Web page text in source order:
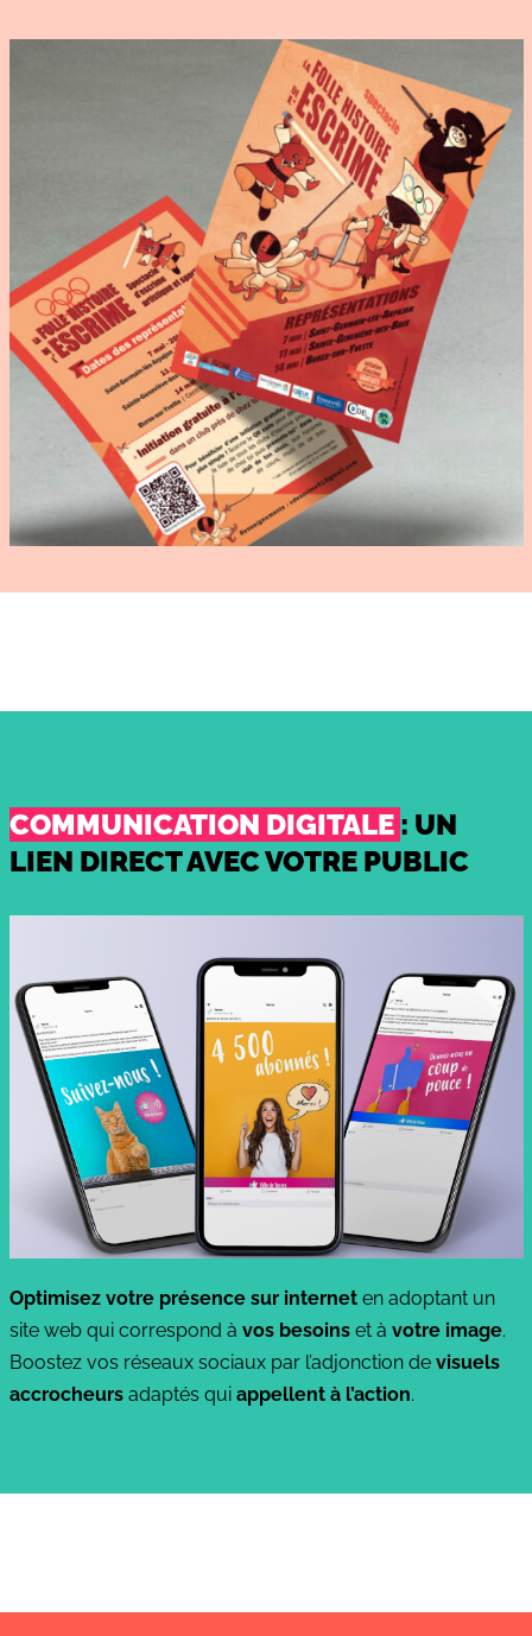
COMMUNICATION DIGITALE : UN
LIEN DIRECT AVEC VOTRE PUBLIC
Optimisez votre présence sur interneten adoptant un
site web qui correspond à vos besoinset à votre image.
Boostez vos réseaux sociaux par l’adjonction de visuels
accrocheurs adaptés qui appellent à l’action.